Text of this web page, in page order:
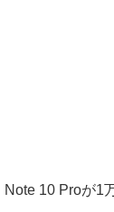
10 Proが1